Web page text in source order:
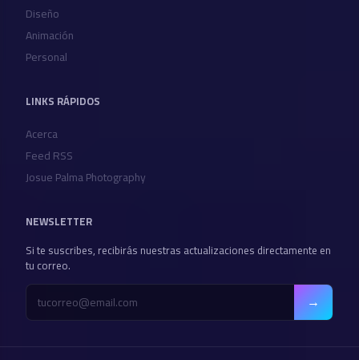
Diseño
Animación
Personal
LINKS RÁPIDOS
Acerca
Feed RSS
Josue Palma Photography
NEWSLETTER
Si te suscribes, recibirás nuestras actualizaciones directamente en
tu correo.
→